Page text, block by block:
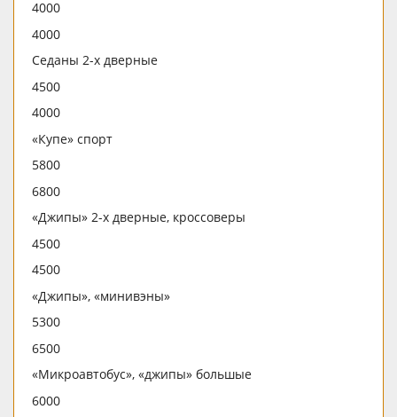
4000
4000
Седаны 2-х дверные
4500
4000
«Купе» спорт
5800
6800
«Джипы» 2-х дверные, кроссоверы
4500
4500
«Джипы», «минивэны»
5300
6500
«Микроавтобус», «джипы» большые
6000